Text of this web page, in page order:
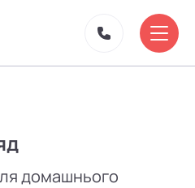
домашнього